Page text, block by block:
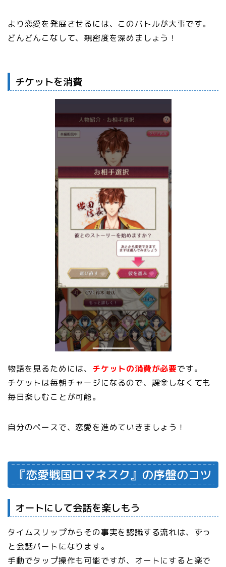
より恋愛を発展させるには、このバトルが大事です。
どんどんこなして、親密度を深めましょう！
チケットを消費
物語を見るためには、 チケットの消費が必要です。
チケットは毎朝チャージになるので、課金しなくても
毎日楽しむことが可能。
自分のペースで、恋愛を進めていきましょう！
『恋愛戦国ロマネスク』の序盤のコツ
オートにして会話を楽しもう
タイムスリップからその事実を認識する流れは、ずっ
と会話パートになります。
手動でタップ操作も可能ですが、オートにすると楽で